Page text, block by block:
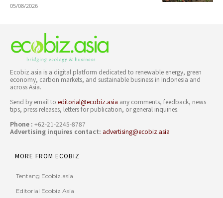
05/08/2026
Ecobiz.asia is a digital platform dedicated to renewable energy, green
economy, carbon markets, and sustainable business in Indonesia and
across Asia.
Send by email to editorial@ecobiz.asia any comments, feedback, news
tips, press releases, letters for publication, or general inquiries.
Phone : +62-21-2245-8787
Advertising inquires contact: advertising@ecobiz.asia
MORE FROM ECOBIZ
Tentang Ecobiz.asia
Editorial Ecobiz Asia